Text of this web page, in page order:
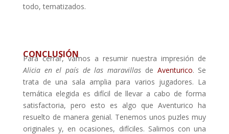
todo, tematizados.
CONCLUSIÓN
Para cerrar, vamos a resumir nuestra impresión de
Alicia en el país de las maravillas de Aventurico. Se
trata de una sala amplia para varios jugadores. La
temática elegida es difícil de llevar a cabo de forma
satisfactoria, pero esto es algo que Aventurico ha
resuelto de manera genial. Tenemos unos puzles muy
originales y, en ocasiones, difíciles. Salimos con una